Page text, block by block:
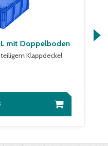
mit Doppelboden
Klappdeckel